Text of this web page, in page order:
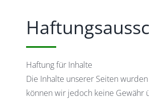
Haftung für Inhalte
Die Inhalte unserer Seiten
können wir jedoch keine Gewähr